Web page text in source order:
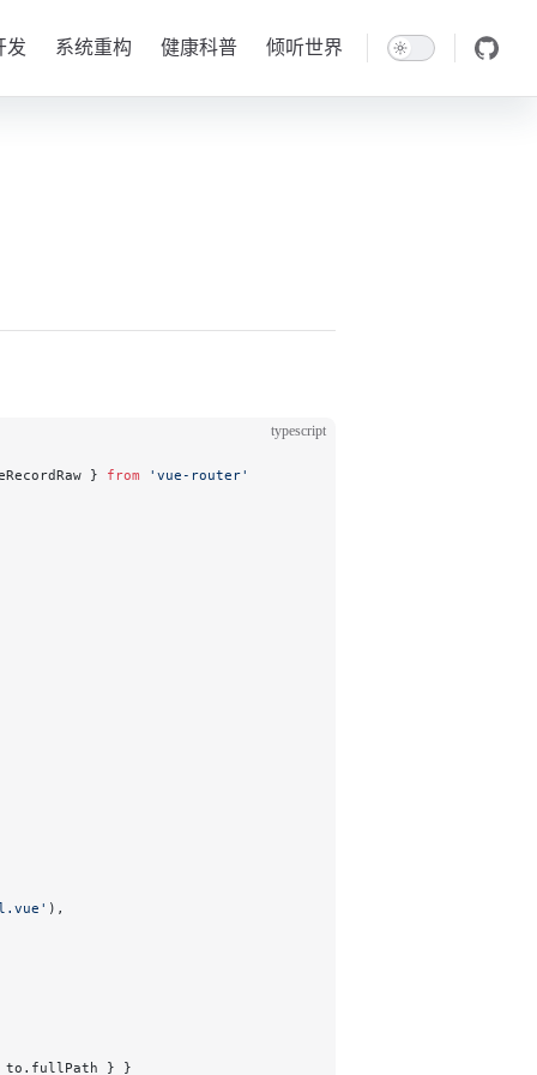
发 系统重构 健康科普 倾听世界
typescript
} from 'vue-router'
),
to.fullPath } }